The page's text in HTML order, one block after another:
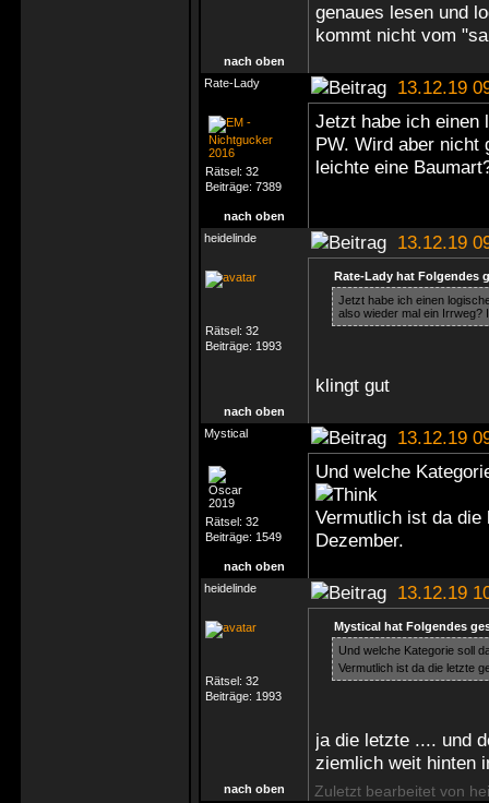
genaues lesen und
kommt nicht vom
nach oben
Rate-Lady
13.12.19
Rätsel: 32
Beiträge: 7389
Jetzt habe ich einen
PW. Wird aber nicht
leichte eine
nach oben
heidelinde
13.12.19
Rätsel: 32
Beiträge: 1993
Rate-Lady hat Folgendes
Jetzt habe ich einen
also wieder mal ein Irrweg?
klingt gut
nach oben
Mystical
13.12.19
Rätsel: 32
Beiträge: 1549
Und welche
Vermutlich ist da
Dezember.
nach oben
heidelinde
13.12.19
Rätsel: 32
Beiträge: 1993
Mystical hat Folgendes
Und welche Kategorie soll
Vermutlich ist da die letzte
ja die letzte .... und
ziemlich weit hinten
nach oben Zuletzt bearbeitet von